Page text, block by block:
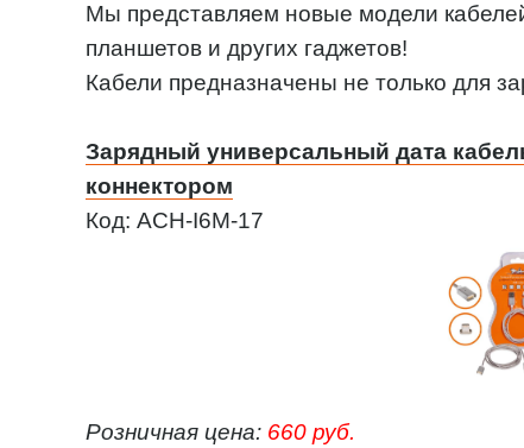
Мы представляем новые модели
планшетов и других гаджетов!
Кабели предназначены не только для
Зарядный универсальный дата
коннектором
Код: ACH-I6M-17
Розничная цена: 660 руб.